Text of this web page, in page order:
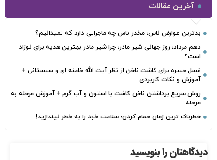
آخرین مقالات
بدترین عوارض ناس؛ مخدر ناس چه ماجرایی دارد که نمیدانیم؟
دهم مرداد؛ روز جهانی شیر مادر؛ چرا شیر مادر بهترین هدیه برای نوزاد
است؟
غسل جبیره برای کاشت ناخن از نظر آیت الله خامنه ای و سیستانی +
آموزش و نکات کاربردی
روش سریع برداشتن ناخن کاشت با استون و آب گرم + آموزش مرحله به
مرحله
خطرناک‌ ترین زمان‌ حمام کردن؛ سلامت خود را به خطر نیندازید!
دیدگاهتان را بنویسید